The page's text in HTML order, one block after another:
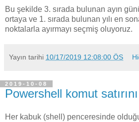
Bu şekilde 3. sırada bulunan ayın
ortaya ve 1. sırada bulunan yılı en
noktalarla ayırmayı seçmiş oluyoruz.
Yayın tarihi 10/17/2019 12:08:00 ÖS
2019-10-08
Powershell komut
Her kabuk (shell) penceresinde